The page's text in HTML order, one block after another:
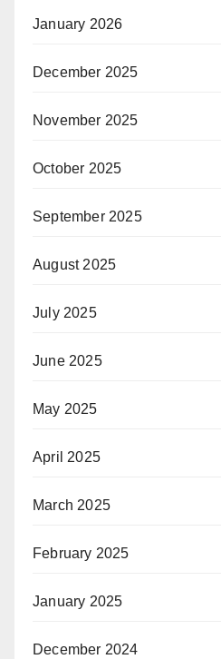
January 2026
December 2025
November 2025
October 2025
September 2025
August 2025
July 2025
June 2025
May 2025
April 2025
March 2025
February 2025
January 2025
December 2024